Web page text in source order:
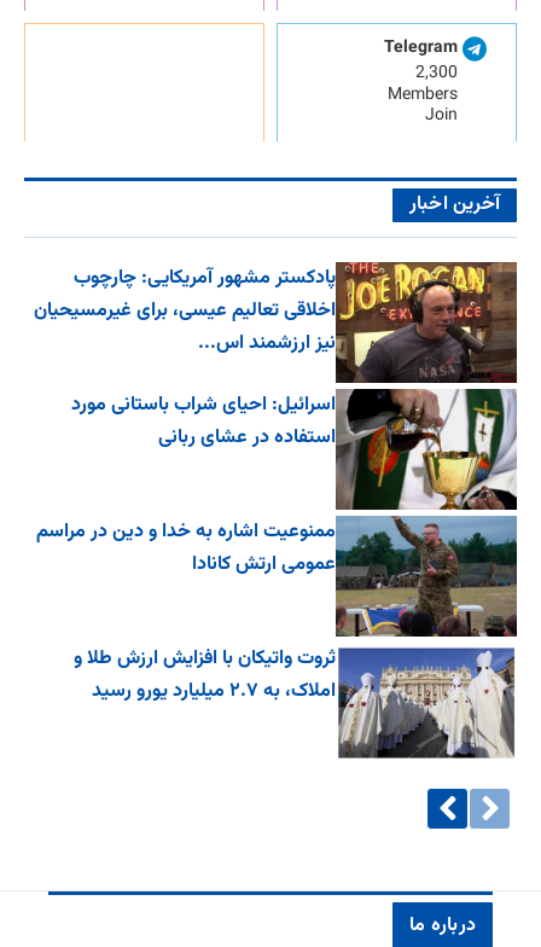
Telegram
2,300
Members
Join
آخرین اخبار
پادکستر مشهور آمریکایی: چارچوب
اخلاقی تعالیم عیسی، برای غیرمسیحیان
نیز ارزشمند اس...
اسرائیل: احیای شراب باستانی مورد
استفاده در عشای ربانی
ممنوعیت اشاره به خدا و دین در مراسم
عمومی ارتش کانادا
ثروت واتیکان با افزایش ارزش طلا و
املاک، به ۲.۷ میلیارد یورو رسید
درباره ما